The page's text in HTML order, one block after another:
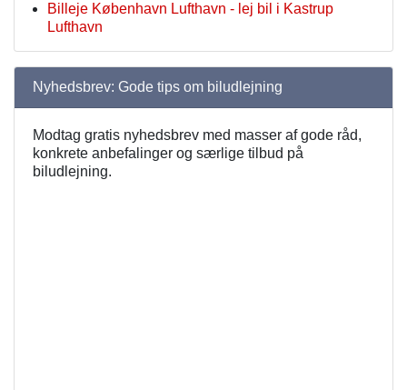
Billeje København Lufthavn - lej bil i Kastrup
Lufthavn
Nyhedsbrev: Gode tips om biludlejning
Modtag gratis nyhedsbrev med masser af gode råd,
konkrete anbefalinger og særlige tilbud på
biludlejning.